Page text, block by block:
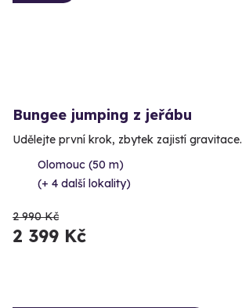
Bungee jumping z jeřábu
Udělejte první krok, zbytek zajistí gravitace.
Olomouc (50 m)
(+ 4 další lokality)
2 990 Kč
2 399 Kč